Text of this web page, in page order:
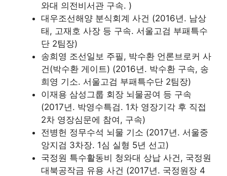
와대 의전비서관 구속. )
대우조선해양 분식회계 사건 (2016년. 남상
태, 고재호 사장 등 구속. 서울고검 부패특수
단 2팀장)
송희영 조선일보 주필, 박수환 언론브로커 사
건(박수환 게이트) (2016년. 박수환 구속, 송
희영 기소. 서울고검 부패특수단 2팀장)
이재용 삼성그룹 회장 뇌물공여 등 구속
(2017년. 박영수특검. 1차 영장기각 후 직접
2차 영장심문에 참여, 구속)
전병헌 정무수석 뇌물 기소 (2017년. 서울중
앙지검 3차장. 1심 실형 5년 선고)
국정원 특수활동비 청와대 상납 사건, 국정원
대북공작금 유용 사건 (2017년. 국정원장 4